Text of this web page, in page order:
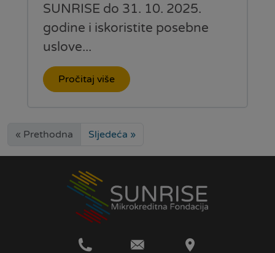
SUNRISE do 31. 10. 2025.
godine i iskoristite posebne
uslove...
Pročitaj više
« Prethodna Sljedeća »